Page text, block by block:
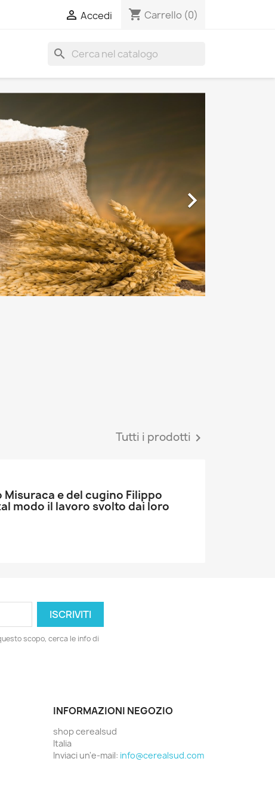
 Accedi shopping_cart Carrello (0)
search

Tutti i prodotti 
e del cugino Filippo
modo il lavoro svolto dai loro
scopo, cerca le info di
INFORMAZIONI NEGOZIO
shop cerealsud
Italia
Inviaci un'e-mail: info@cerealsud.com